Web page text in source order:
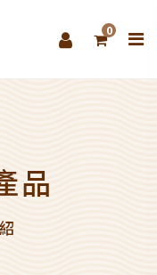
0
品